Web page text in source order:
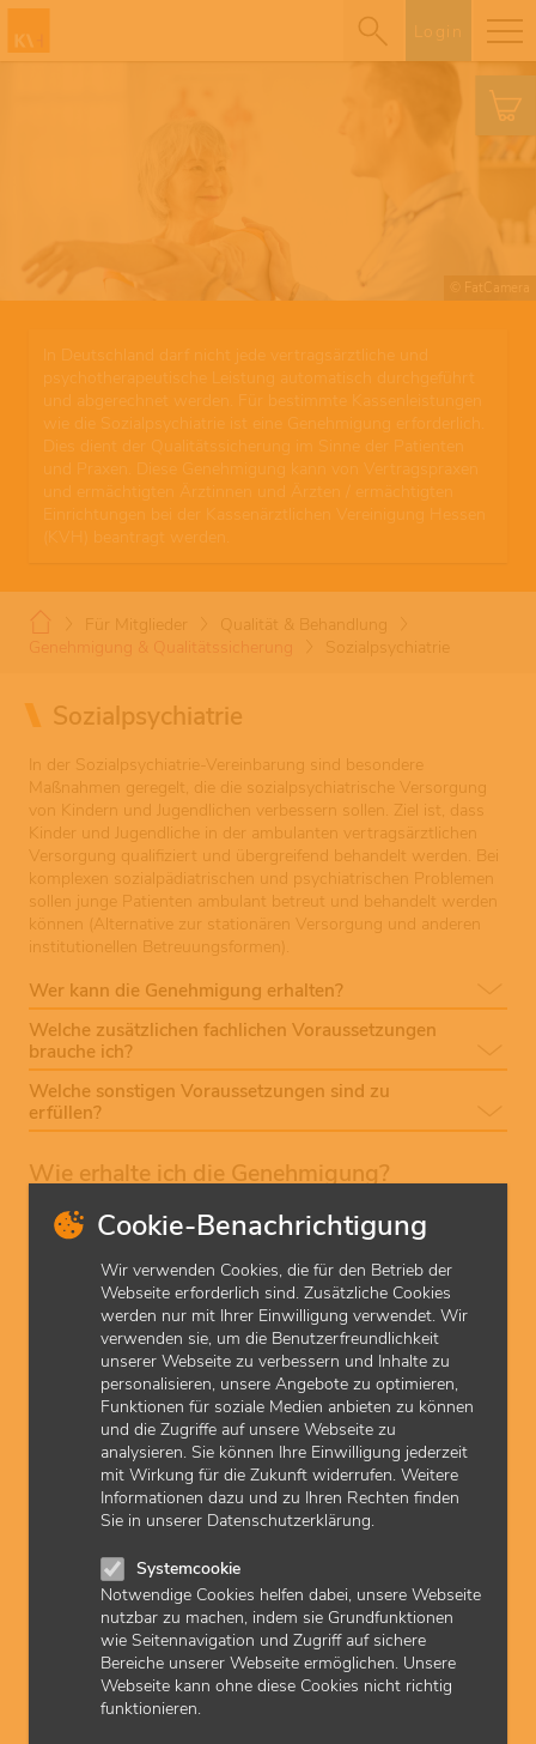
Cookie-Benachrichtigung
Wir verwenden Cookies, die für den Betrieb der
Webseite erforderlich sind. Zusätzliche Cookies
werden nur mit Ihrer Einwilligung verwendet. Wir
verwenden sie, um die Benutzerfreundlichkeit
unserer Webseite zu verbessern und Inhalte zu
personalisieren, unsere Angebote zu optimieren,
Funktionen für soziale Medien anbieten zu können
und die Zugriffe auf unsere Webseite zu
analysieren. Sie können Ihre Einwilligung jederzeit
mit Wirkung für die Zukunft widerrufen. Weitere
Informationen dazu und zu Ihren Rechten finden
Sie in unserer Datenschutzerklärung.
Systemcookie
Notwendige Cookies helfen dabei, unsere Webseite
nutzbar zu machen, indem sie Grundfunktionen
wie Seitennavigation und Zugriff auf sichere
Bereiche unserer Webseite ermöglichen. Unsere
Webseite kann ohne diese Cookies nicht richtig
funktionieren.
Login
© FatCamera
In Deutschland darf nicht jede vertragsärztliche und
psychotherapeutische Leistung automatisch durchgeführt
und abgerechnet werden. Für bestimmte Kassenleistungen
wie die Sozialpsychiatrie ist eine Genehmigung erforderlich.
Dies dient der Qualitätssicherung im Sinne der Patienten
und Praxen. Diese Genehmigung kann von Vertragspraxen
und ermächtigten Ärztinnen und Ärzten / ermächtigten
Einrichtungen bei der Kassenärztlichen Vereinigung Hessen
(KVH) beantragt werden.
Für Mitglieder
Qualität & Behandlung
Genehmigung & Qualitätssicherung
Sozialpsychiatrie
Sozialpsychiatrie
In der Sozialpsychiatrie-Vereinbarung sind besondere
Maßnahmen geregelt, die die sozialpsychiatrische Versorgung
von Kindern und Jugendlichen verbessern sollen. Ziel ist, dass
Kinder und Jugendliche in der ambulanten vertragsärztlichen
Versorgung qualifiziert und übergreifend behandelt werden. Bei
komplexen sozialpädiatrischen und psychiatrischen Problemen
sollen junge Patienten ambulant betreut und behandelt werden
können (Alternative zur stationären Versorgung und anderen
institutionellen Betreuungsformen).
Wer kann die Genehmigung erhalten?
Welche zusätzlichen fachlichen Voraussetzungen
brauche ich?
Welche sonstigen Voraussetzungen sind zu
erfüllen?
Wie erhalte ich die Genehmigung?
Wenn Sie Sozialpsychiatrie als Leistung für gesetzlich
KVH dies zunächst genehmigen. Mitglieder der KV Hessen
stellen dazu einenAntrag
bei der KVH und weisen die
geforderten Voraussetzungen nach. Bitte beachten Sie,
dass Genehmigungen nicht rückwirkend erteilt werden
können.
Welche genehmigungspflichtigen Leistungen kann
ich grundsätzlich abrechnen?
Was muss ich bei der Dokumentation beachten?
Welche rechtlichen Grundlagen sind maßgebend?
zuletzt aktualisiert am: 01.10.2025
Downloads